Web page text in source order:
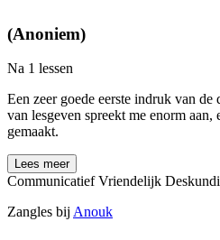
(Anoniem)
Na 1 lessen
Een zeer goede eerste indruk van
van lesgeven spreekt me enorm
gemaakt.
Lees meer
CommunicatiefVriendelijk
Zangles bij Anouk